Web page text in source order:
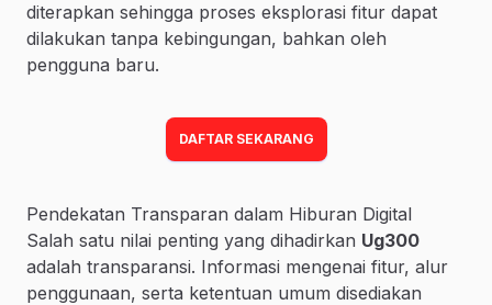
diterapkan sehingga proses eksplorasi fitur dapat
dilakukan tanpa kebingungan, bahkan oleh
pengguna baru.
DAFTAR SEKARANG
Pendekatan Transparan dalam Hiburan Digital
Salah satu nilai penting yang dihadirkan Ug300
adalah transparansi. Informasi mengenai fitur, alur
penggunaan, serta ketentuan umum disediakan